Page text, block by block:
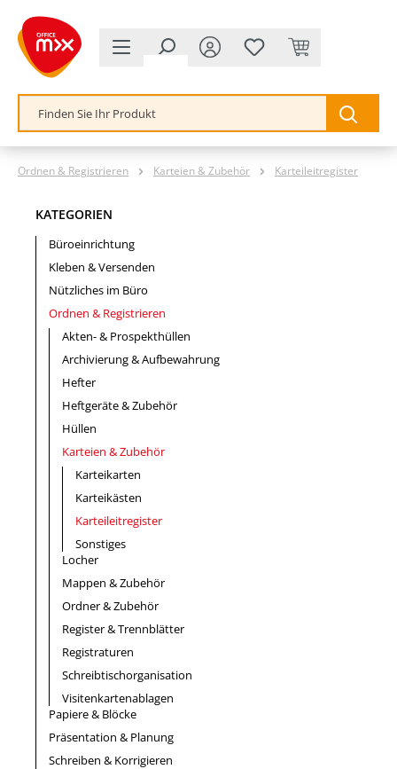
springen
Ordnen & Registrieren Karteien & Zubehör Karteileitregister
KATEGORIEN
Büroeinrichtung
Kleben & Versenden
Nützliches im Büro
Ordnen & Registrieren
Akten- & Prospekthüllen
Archivierung & Aufbewahrung
Hefter
Heftgeräte & Zubehör
Hüllen
Karteien & Zubehör
Karteikarten
Karteikästen
Karteileitregister
Sonstiges
Locher
Mappen & Zubehör
Ordner & Zubehör
Register & Trennblätter
Registraturen
Schreibtischorganisation
Visitenkartenablagen
Papiere & Blöcke
Präsentation & Planung
Schreiben & Korrigieren